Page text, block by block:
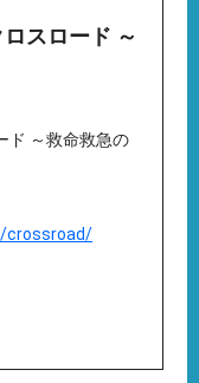
スロード ～
ド ～救命救急の
crossroad/